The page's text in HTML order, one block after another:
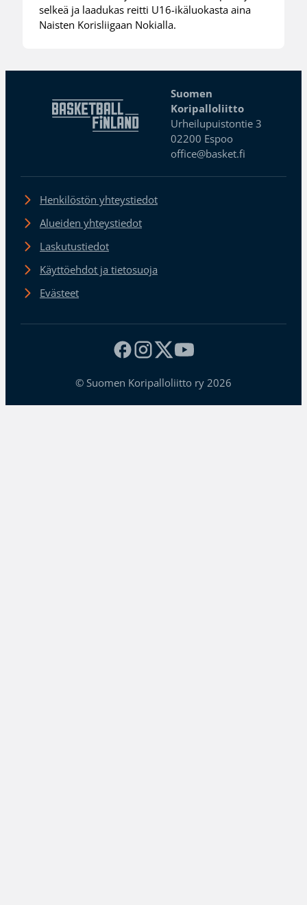
selkeä ja laadukas reitti U16-ikäluokasta aina
Naisten Korisliigaan Nokialla.
Suomen
Koripalloliitto
Urheilupuistontie 3
02200 Espoo
office@basket.fi
Henkilöstön yhteystiedot
Alueiden yhteystiedot
Laskutustiedot
Käyttöehdot ja tietosuoja
Evästeet
© Suomen Koripalloliitto ry 2026